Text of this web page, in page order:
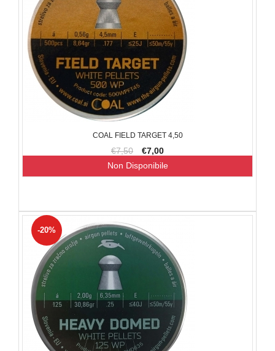
COAL FIELD TARGET 4,50
€7,50 €7,00
Non Disponibile
-20%